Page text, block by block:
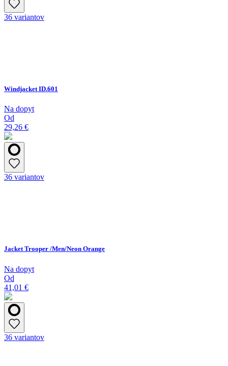
36 variantov
Windjacket ID.601
Na dopyt
Od
29,26 €
36 variantov
Jacket Trooper /Men/Neon Orange
Na dopyt
Od
41,01 €
36 variantov